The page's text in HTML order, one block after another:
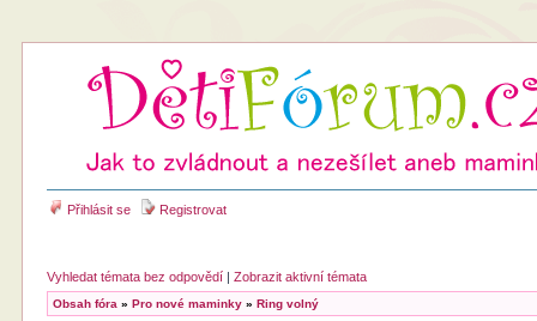
Přihlásit se Registrovat
Vyhledat témata bez odpovědí |Zobrazit aktivní témata
Obsah fóra »Pro nové maminky »Ring volný